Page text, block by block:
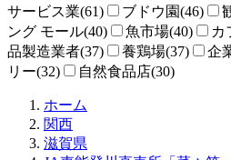
サービス業(61)
ブドウ園(46)
ング モール(40)
魚市場(40) カ
品製造業者(37)
養鶏場(37) 企
リー(32)
自然食品店(30)
ホーム
関西
滋賀県